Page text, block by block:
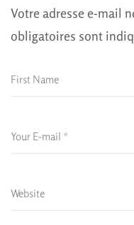
Votre adresse e-mail
obligatoires sont